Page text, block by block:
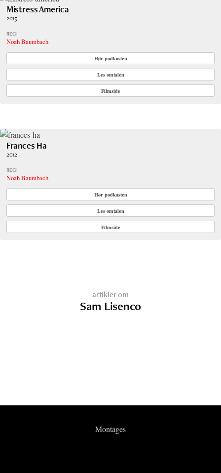
Mistress America
2015
REGI
Noah Baumbach
Hør podkasten
Les omtalen
Filmside
Frances Ha
2012
REGI
Noah Baumbach
Hør podkasten
Les omtalen
Filmside
artikler om
Sam Lisenco
Montages